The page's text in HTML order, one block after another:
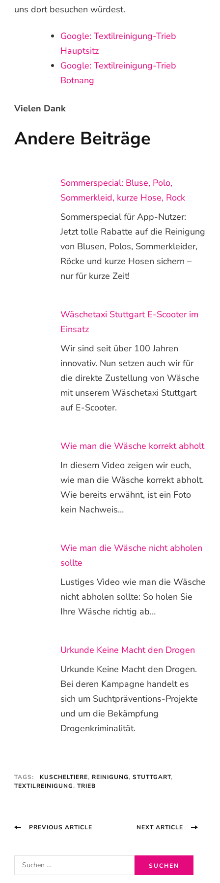
uns dort besuchen würdest.
Google: Textilreinigung-Trieb
Hauptsitz
Google: Textilreinigung-Trieb
Botnang
Vielen Dank
Andere Beiträge
Sommerspecial: Bluse, Polo,
Sommerkleid, kurze Hose, Rock
Sommerspecial für App-Nutzer:
Jetzt tolle Rabatte auf die Reinigung
von Blusen, Polos, Sommerkleider,
Röcke und kurze Hosen sichern –
nur für kurze Zeit!
Wäschetaxi Stuttgart E-Scooter im
Einsatz
Wir sind seit über 100 Jahren
innovativ. Nun setzen auch wir für
die direkte Zustellung von Wäsche
mit unserem Wäschetaxi Stuttgart
auf E-Scooter.
Wie man die Wäsche korrekt abholt
In diesem Video zeigen wir euch,
wie man die Wäsche korrekt abholt.
Wie bereits erwähnt, ist ein Foto
kein Nachweis…
Wie man die Wäsche nicht abholen
sollte
Lustiges Video wie man die Wäsche
nicht abholen sollte: So holen Sie
Ihre Wäsche richtig ab…
Urkunde Keine Macht den Drogen
Urkunde Keine Macht den Drogen.
Bei deren Kampagne handelt es
sich um Suchtpräventions-Projekte
und um die Bekämpfung
Drogenkriminalität.
TAGS: KUSCHELTIERE, REINIGUNG, STUTTGART,
TEXTILREINIGUNG, TRIEB
PostPREVIOUS ARTICLE NEXT ARTICLE
u